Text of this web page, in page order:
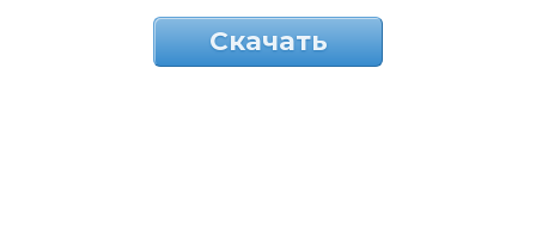
Скачать